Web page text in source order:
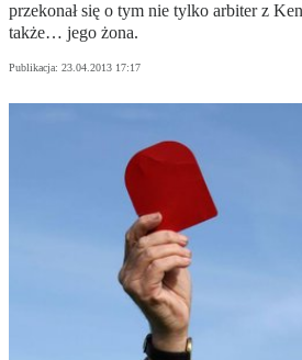
przekonał się o tym nie tylko arbiter z
także… jego żona.
Publikacja: 23.04.2013 17:17